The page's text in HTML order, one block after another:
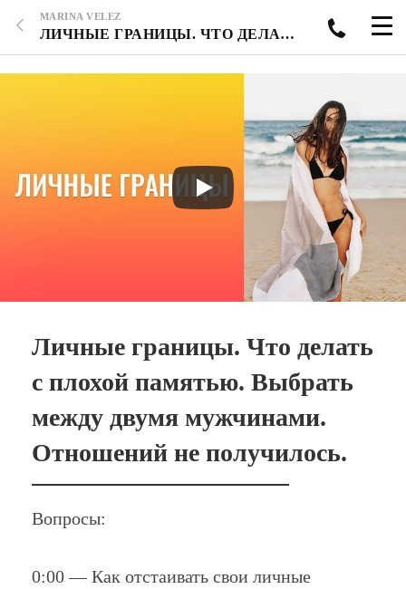
MARINA VELEZ
ЛИЧНЫЕ ГРАНИЦЫ. ЧТО ДЕЛАТЬ С ПЛОХОЙ ПАМЯТЬЮ. ВЫБРАТЬ МЕЖДУ ДВУМЯ МУЖЧИНАМИ. ОТНОШЕНИЙ НЕ ПОЛУЧИЛОСЬ.
Личные границы. Что делать
с плохой памятью. Выбрать
между двумя мужчинами.
Отношений не получилось.
Вопросы:
0:00 — Как отстаивать свои личные